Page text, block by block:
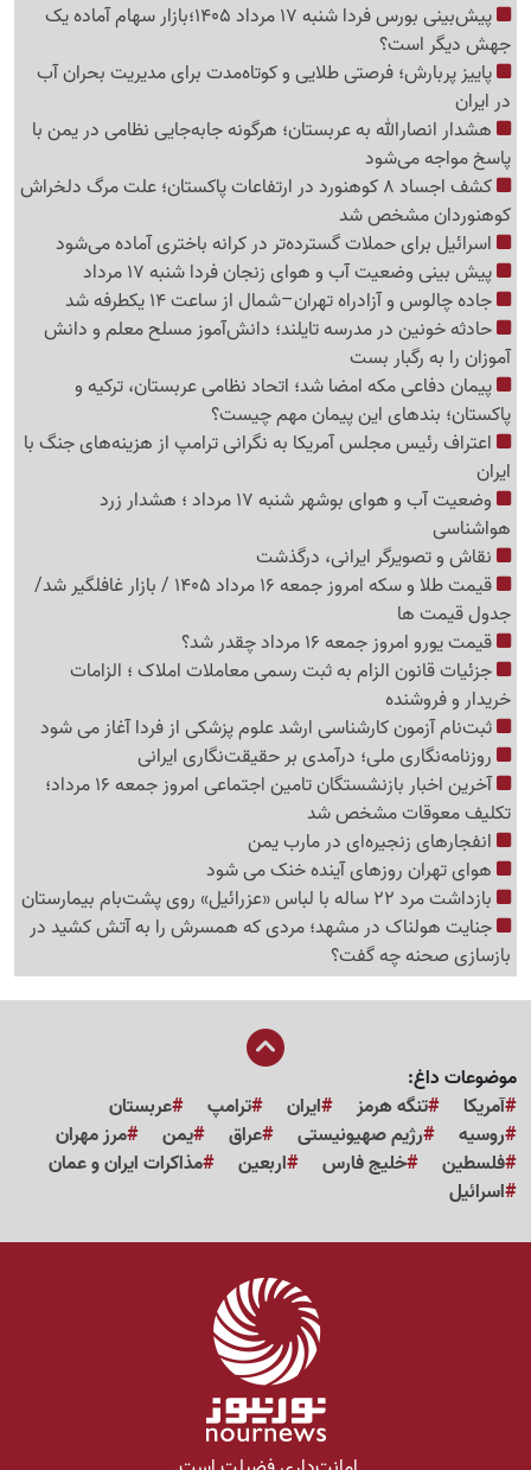
پیش‌بینی بورس فردا شنبه 17 مرداد 1405؛بازار سهام آماده یک
جهش دیگر است؟
پاییز پربارش؛ فرصتی طلایی و کوتاه‌مدت برای مدیریت بحران آب
در ایران
هشدار انصارالله به عربستان؛ هرگونه جابه‌جایی نظامی در یمن با
پاسخ مواجه می‌شود
کشف اجساد 8 کوهنورد در ارتفاعات پاکستان؛ علت مرگ دلخراش
کوهنوردان مشخص شد
اسرائیل برای حملات گسترده‌تر در کرانه باختری آماده می‌شود
پیش بینی وضعیت آب و هوای زنجان فردا شنبه 17 مرداد
جاده چالوس و آزادراه تهران–شمال از ساعت 14 یکطرفه شد
حادثه خونین در مدرسه تایلند؛ دانش‌آموز مسلح معلم و دانش
آموزان را به رگبار بست
پیمان دفاعی مکه امضا شد؛ اتحاد نظامی عربستان، ترکیه و
پاکستان؛ بندهای این پیمان مهم چیست؟
اعتراف رئیس مجلس آمریکا به نگرانی ترامپ از هزینه‌های جنگ با
ایران
وضعیت آب و هوای بوشهر شنبه 17 مرداد ؛ هشدار زرد
هواشناسی
نقاش و تصویرگر ایرانی، درگذشت
قیمت طلا و سکه امروز جمعه 16 مرداد 1405 / بازار غافلگیر شد/
جدول قیمت ها
قیمت یورو امروز جمعه 16 مرداد چقدر شد؟
جزئیات قانون الزام به ثبت رسمی معاملات املاک ؛ الزامات
خریدار و فروشنده
ثبت‌نام‌ آزمون کارشناسی ارشد علوم پزشکی از فردا آغاز می شود
روزنامه‌نگاری ملی؛ درآمدی بر حقیقت‌نگاری ایرانی
آخرین اخبار بازنشستگان تامین اجتماعی امروز جمعه 16 مرداد؛
تکلیف معوقات مشخص شد
انفجارهای زنجیره‌ای در مارب یمن
هوای تهران روزهای آینده خنک می شود
بازداشت مرد 22 ساله با لباس «عزرائیل» روی پشت‌بام بیمارستان
جنایت هولناک در مشهد؛ مردی که همسرش را به آتش کشید در
بازسازی صحنه چه گفت؟
موضوعات داغ:
آمریکا
تنگه هرمز ایران ترامپ
عربستان
روسیه
رژیم صهیونیستی عراق یمن
مرز مهران
فلسطین
خلیج فارس اربعین
مذاکرات ایران و عمان
اسرائیل